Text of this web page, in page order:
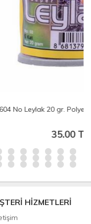
Dantel İpliği
HİZMETLERİ